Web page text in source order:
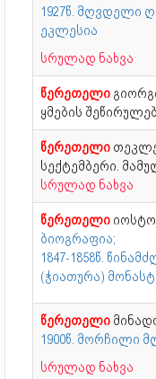
1927წ. მღვდელი
ეკლესია
სრულად ნახვა
წერეთელი
ყმების
წერეთელი თეკლე
სექტემბერი.
სრულად ნახვა
წერეთელი
ბიოგრაფია;
1847-1858წ.
(ჭიათურა)
წერეთელი
1900წ. მორჩილი
სრულად ნახვა